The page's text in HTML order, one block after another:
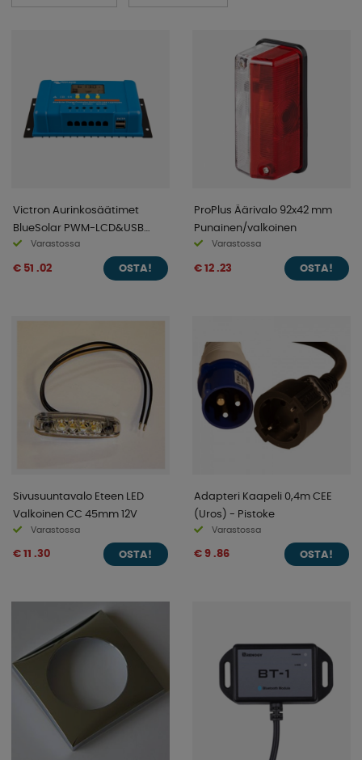
Victron Aurinkosäätimet
BlueSolar PWM-LCD&USB
12/24V-30A
Varastossa
€ 51 .02 OSTA!
ProPlus Äärivalo 92x42 mm
Punainen/valkoinen
Varastossa
€ 12 .23 OSTA!
Sivusuuntavalo Eteen LED
Valkoinen CC 45mm 12V
Varastossa
€ 11 .30 OSTA!
Adapteri Kaapeli 0,4m CEE
(Uros) - Pistoke
Varastossa
€ 9 .86 OSTA!